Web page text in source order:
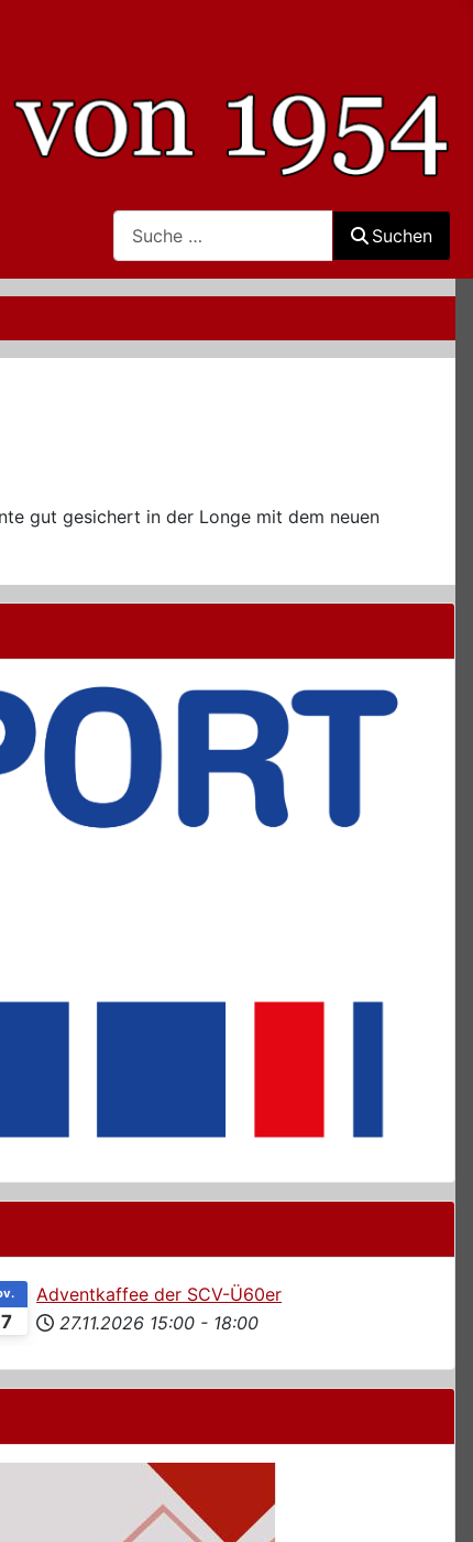
Suchen
gut gesichert in der Longe mit dem neuen
Adventkaffee der SCV-Ü60er
27.11.2026 15:00 - 18:00